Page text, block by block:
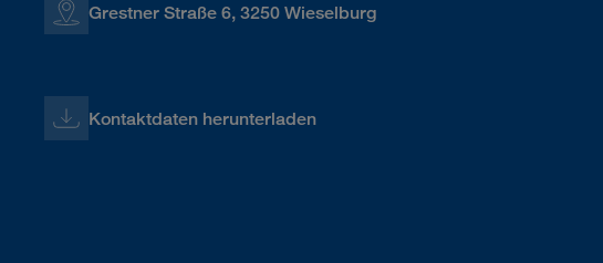
Grestner Straße 6, 3250 Wieselburg
Kontaktdaten herunterladen